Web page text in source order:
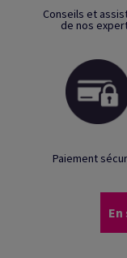
Conseils et
de nos
Paiement